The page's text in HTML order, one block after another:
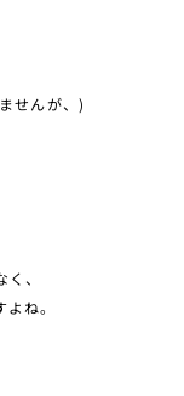
ませんが、)
く、
よね。